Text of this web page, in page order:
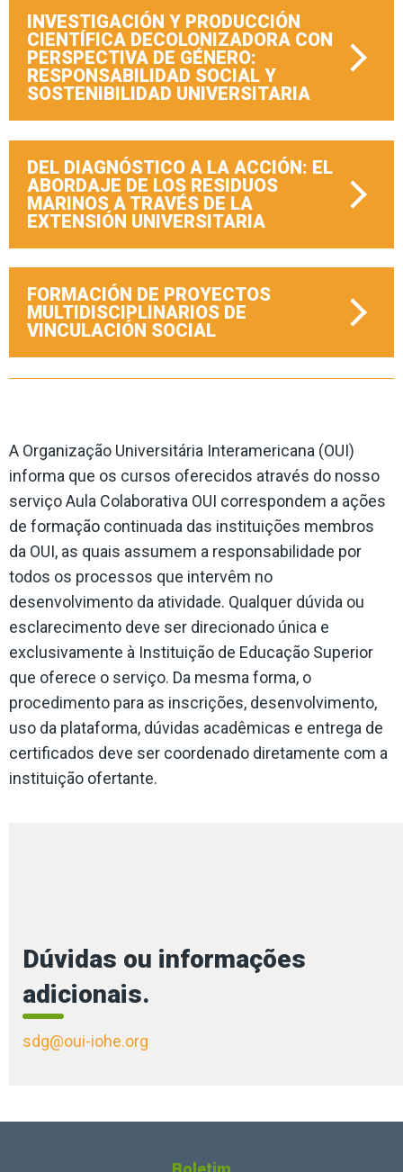
INVESTIGACIÓN Y PRODUCCIÓN
CIENTÍFICA DECOLONIZADORA CON
PERSPECTIVA DE GÉNERO:
RESPONSABILIDAD SOCIAL Y
SOSTENIBILIDAD UNIVERSITARIA
DEL DIAGNÓSTICO A LA ACCIÓN: EL
ABORDAJE DE LOS RESIDUOS
MARINOS A TRAVÉS DE LA
EXTENSIÓN UNIVERSITARIA
FORMACIÓN DE PROYECTOS
MULTIDISCIPLINARIOS DE
VINCULACIÓN SOCIAL
A Organização Universitária Interamericana (OUI)
informa que os cursos oferecidos através do nosso
serviço Aula Colaborativa OUI correspondem a ações
de formação continuada das instituições membros
da OUI, as quais assumem a responsabilidade por
todos os processos que intervêm no
desenvolvimento da atividade. Qualquer dúvida ou
esclarecimento deve ser direcionado única e
exclusivamente à Instituição de Educação Superior
que oferece o serviço. Da mesma forma, o
procedimento para as inscrições, desenvolvimento,
uso da plataforma, dúvidas acadêmicas e entrega de
certificados deve ser coordenado diretamente com a
instituição ofertante.
Dúvidas ou informações
adicionais.
sdg@oui-iohe.org